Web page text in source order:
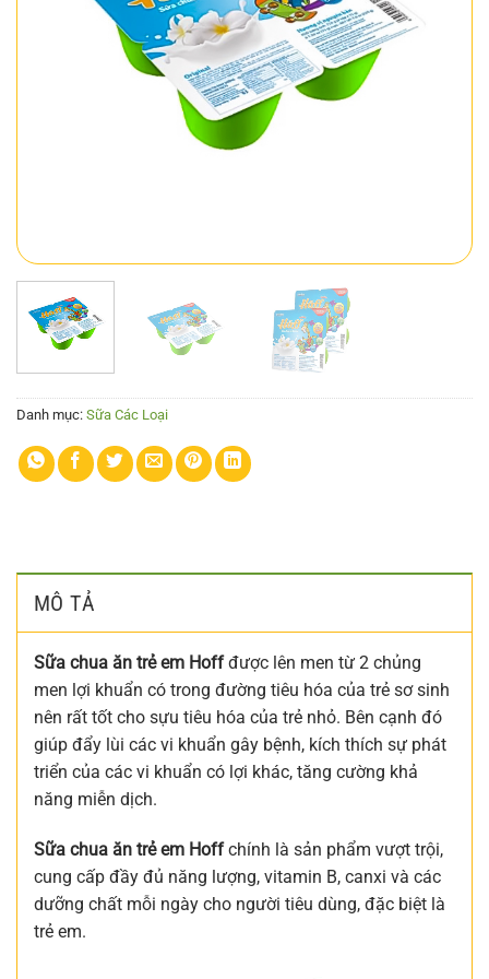
Danh mục: Sữa Các Loại
MÔ TẢ
Sữa chua ăn trẻ em Hoffđược lên men từ 2 chủng
men lợi khuẩn có trong đường tiêu hóa của trẻ sơ sinh
nên rất tốt cho sựu tiêu hóa của trẻ nhỏ. Bên cạnh đó
giúp đẩy lùi các vi khuẩn gây bệnh, kích thích sự phát
triển của các vi khuẩn có lợi khác, tăng cường khả
năng miễn dịch.
Sữa chua ăn trẻ em Hoffchính là sản phẩm vượt trội,
cung cấp đầy đủ năng lượng, vitamin B, canxi và các
dưỡng chất mỗi ngày cho người tiêu dùng, đặc biệt là
trẻ em.